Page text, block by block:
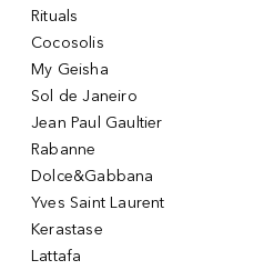
Rituals
Cocosolis
My Geisha
Sol de Janeiro
Jean Paul Gaultier
Rabanne
Dolce&Gabbana
Yves Saint Laurent
Kerastase
Lattafa